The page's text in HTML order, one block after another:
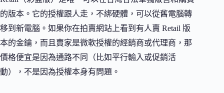
的版本。它的授權跟人走，不綁硬體，可以從舊電腦轉
移到新電腦。如果你在拍賣網站上看到有人賣 Retail 版
本的金鑰，而且賣家是微軟授權的經銷商或代理商，那
價格便宜是因為通路不同（比如平行輸入或促銷活
動），不是因為授權本身有問題。